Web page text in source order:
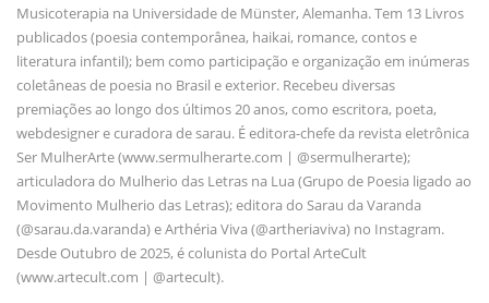
Musicoterapia na Universidade de Münster, Alemanha. Tem 13 Livros
publicados (poesia contemporânea, haikai, romance, contos e
literatura infantil); bem como participação e organização em inúmeras
coletâneas de poesia no Brasil e exterior. Recebeu diversas
premiações ao longo dos últimos 20 anos, como escritora, poeta,
webdesigner e curadora de sarau. É editora-chefe da revista eletrônica
Ser MulherArte (www.sermulherarte.com | @sermulherarte);
articuladora do Mulherio das Letras na Lua (Grupo de Poesia ligado ao
Movimento Mulherio das Letras); editora do Sarau da Varanda
(@sarau.da.varanda) e Arthéria Viva (@artheriaviva) no Instagram.
Desde Outubro de 2025, é colunista do Portal ArteCult
(www.artecult.com | @artecult).